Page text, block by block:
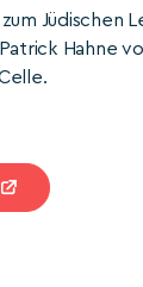
Jüdischen
Hahne